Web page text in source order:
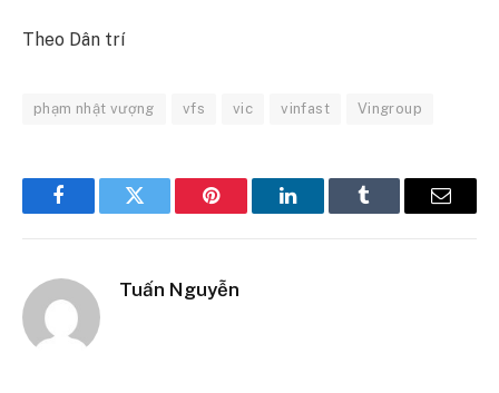
Theo Dân trí
phạm nhật vượng vfs vic vinfast Vingroup
FacebookTwitter Pinterest LinkedInTumblr Email
Tuấn Nguyễn